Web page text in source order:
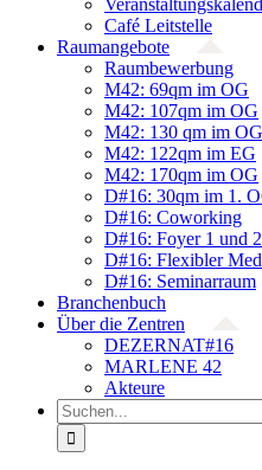
Café Leitstelle
Raumangebote
Raumbewerbung
M42: 69qm im OG
M42: 107qm im OG
M42: 130 qm im OG
M42: 122qm im EG
M42: 170qm im OG
D#16: 30qm im 1.
D#16: Coworking
D#16: Foyer 1 und 2
D#16: Flexibler
D#16: Seminarraum
Branchenbuch
Über die Zentren
DEZERNAT#16
MARLENE 42
Akteure
Suche
nach: